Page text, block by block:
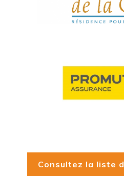
Consultez la liste